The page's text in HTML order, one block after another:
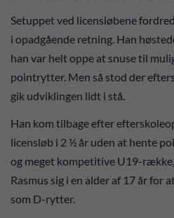
Setuppet ved licensløbene
i opadgående retning. Han
han var helt oppe at snuse til
pointrytter. Men så stod der
gik udviklingen lidt i stå.
Han kom tilbage efter
licensløb i 2 ½ år uden at hente
og meget kompetitive U19-
Rasmus sig i en alder af 17 år for
som D-rytter.